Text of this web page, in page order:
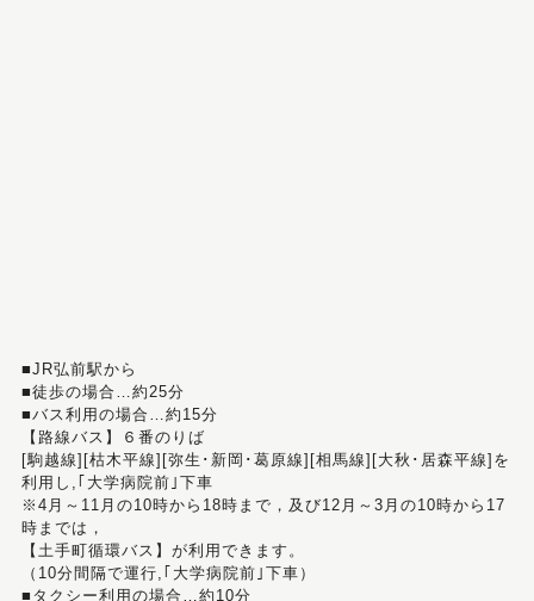
■JR弘前駅から
■徒歩の場合…約25分
■バス利用の場合…約15分
【路線バス】６番のりば
[駒越線][枯木平線][弥生･新岡･葛原線][相馬線][大秋･居森平線]を
利用し,｢大学病院前｣下車
※4月～11月の10時から18時まで，及び12月～3月の10時から17
時までは，
【土手町循環バス】が利用できます。
（10分間隔で運行,｢大学病院前｣下車）
■タクシー利用の場合…約10分